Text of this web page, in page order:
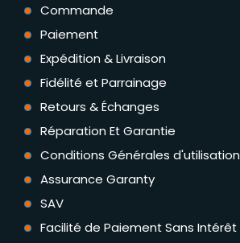
Commande
Paiement
Expédition & Livraison
Fidélité et Parrainage
Retours & Échanges
Réparation Et Garantie
Conditions Générales d'utilisation
Assurance Garanty
SAV
Facilité de Paiement Sans Intérêt